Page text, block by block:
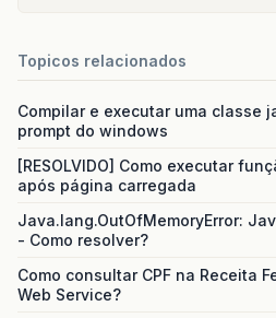
Topicos relacionados
Compilar e executar uma classe
prompt do windows
[RESOLVIDO] Como executar
após página carregada
Java.lang.OutOfMemoryError:
- Como resolver?
Como consultar CPF na Receita
Web Service?